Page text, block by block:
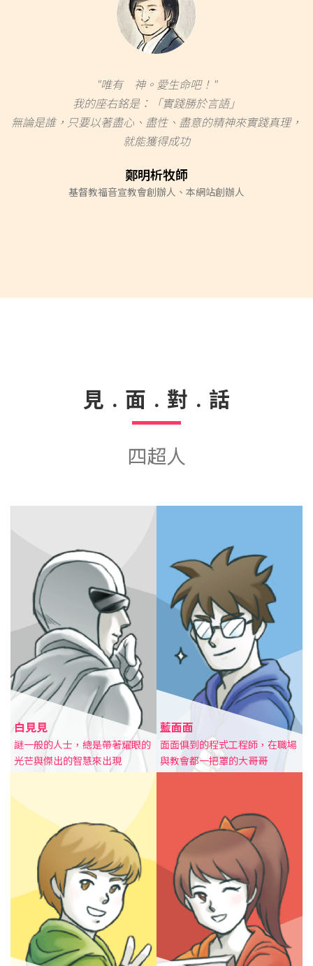
"唯有 神。愛生命吧！"
我的座右銘是：「實踐勝於言語」
無論是誰，只要以著盡心、盡性、盡意的精神來實踐真理，
就能獲得成功
鄭明析牧師
基督教福音宣教會創辦人、本網站創辦人
見﹒面﹒對﹒話
四超人
白見見
謎一般的人士，總是帶著耀眼的
光芒與傑出的智慧來出現
藍面面
面面俱到的程式工程師，在職場
與教會都一把罩的大哥哥